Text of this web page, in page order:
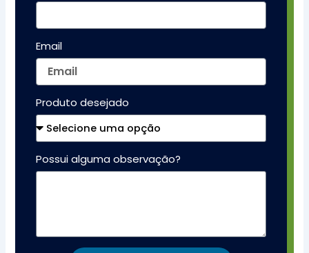
Email
Produto desejado
Possui alguma observação?